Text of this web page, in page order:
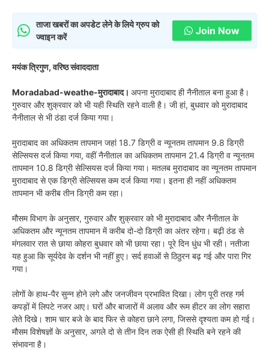
ताजा खबरों का अपडेट लेने के लिये ग्रुप को
ज्वाइन करें
Join Now
मयंक त्रिगुण, वरिष्ठ संवाददाता
Moradabad-weathe-मुरादाबाद। अपना मुरादाबाद ही नैनीताल बना हुआ है।
गुरुवार और शुक्रवार को भी यही स्थिति रहने वाली है। जी हां, बुधवार को मुरादाबाद
नैनीताल से भी ठंडा दर्ज किया गया।
मुरादाबाद का अधिकतम तापमान जहां 18.7 डिग्री व न्यूनतम तापमान 9.8 डिग्री
सेल्सियस दर्ज किया गया, वहीं नैनीताल का अधिकतम तापमान 21.4 डिग्री व न्यूनतम
तापमान 10.8 डिग्री सेल्सियस दर्ज किया गया। मतलब मुरादाबाद का न्यूनतम तापमान
मुरादाबाद से एक डिग्री सेल्सियस कम दर्ज किया गया। इतना ही नहीं अधिकतम
तापमान भी करीब तीन डिग्री कम रहा।
मौसम विभाग के अनुसार, गुरुवार और शुक्रवार को भी मुरादाबाद और नैनीताल के
अधिकतम और न्यूनतम तापमान में करीब दो-दो डिग्री का अंतर रहेगा। बढ़ी ठंड से
मंगलवार रात से छाया कोहरा बुधवार को भी छाया रहा। पूरे दिन धुंध भी रही। नतीजा
यह हुआ कि सूर्यदेव के दर्शन भी नहीं हुए। सर्द हवाओं से ठिठुरन बढ़ गई और पारा गिर
गया।
लोगों के हाथ-पैर सुन्न होने लगे और जनजीवन प्रभावित दिखा। लोग पूरी तरह गर्म
कपड़ों में लिपटे नजर आए। घरों और बाजारों में अलाव और रूम हीटर का लोग सहारा
लेते दिखे। शाम चार बजे के बाद फिर से कोहरा छाने लगा, जिससे दृश्यता कम हो गई।
मौसम विशेषज्ञों के अनुसार, अगले दो से तीन दिन तक ऐसी ही स्थिति बने रहने की
संभावना है।